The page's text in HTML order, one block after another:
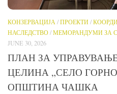
КОНЗЕРВАЦИЈА /ПРОЕКТИ/
НАСЛЕДСТВО/МЕМОРАНДУМИ ЗА
JUNE 30, 2026
ПЛАН ЗА
ЦЕЛИНА „СЕЛО
ОПШТИНА ЧАШКА